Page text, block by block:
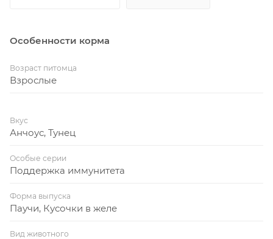
Особенности корма
Возраст питомца
Взрослые
Вкус
Анчоус, Тунец
Особые серии
Поддержка иммунитета
Форма выпуска
Паучи, Кусочки в желе
Вид животного